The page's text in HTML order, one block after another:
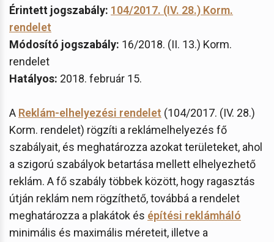
Érintett jogszabály: 104/2017. (IV. 28.) Korm.
rendelet
Módosító jogszabály: 16/2018. (II. 13.) Korm.
rendelet
Hatályos: 2018. február 15.
A Reklám-elhelyezési rendelet (104/2017. (IV. 28.)
Korm. rendelet) rögzíti a reklámelhelyezés fő
szabályait, és meghatározza azokat területeket, ahol
a szigorú szabályok betartása mellett elhelyezhető
reklám. A fő szabály többek között, hogy ragasztás
útján reklám nem rögzíthető, továbbá a rendelet
meghatározza a plakátok és építési reklámháló
minimális és maximális méreteit, illetve a